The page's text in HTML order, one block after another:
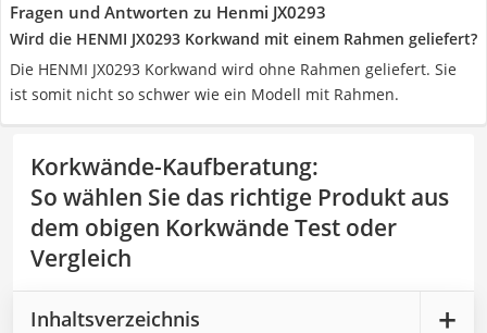
Fragen und Antworten zu Henmi JX0293
Wird die HENMI JX0293 Korkwand mit einem Rahmen geliefert?
Die HENMI JX0293 Korkwand wird ohne Rahmen geliefert. Sie
ist somit nicht so schwer wie ein Modell mit Rahmen.
Korkwände-Kaufberatung:
So wählen Sie das richtige Produkt aus
dem obigen Korkwände Test oder
Vergleich
Inhaltsverzeichnis